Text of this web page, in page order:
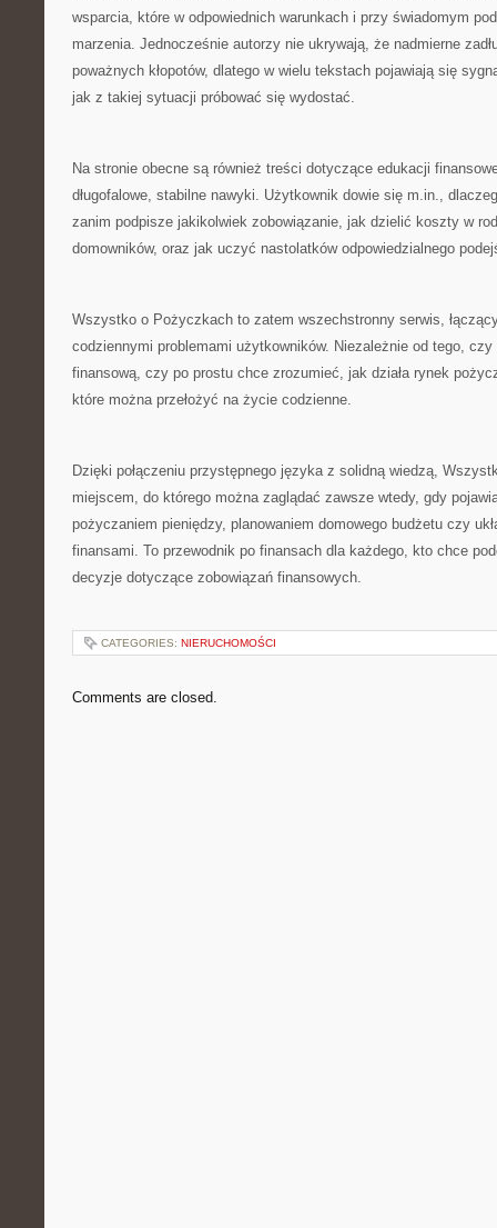
wsparcia, które w odpowiednich warunkach i przy świadomym
marzenia. Jednocześnie autorzy nie ukrywają, że nadmierne
poważnych kłopotów, dlatego w wielu tekstach pojawiają się
jak z takiej sytuacji próbować się wydostać.
Na stronie obecne są również treści dotyczące edukacji
długofalowe, stabilne nawyki. Użytkownik dowie się m.in.,
zanim podpisze jakikolwiek zobowiązanie, jak dzielić koszty w
domowników, oraz jak uczyć nastolatków odpowiedzialnego
Wszystko o Pożyczkach to zatem wszechstronny serwis,
codziennymi problemami użytkowników. Niezależnie od tego,
finansową, czy po prostu chce zrozumieć, jak działa rynek
które można przełożyć na życie codzienne.
Dzięki połączeniu przystępnego języka z solidną wiedzą,
miejscem, do którego można zaglądać zawsze wtedy, gdy
pożyczaniem pieniędzy, planowaniem domowego budżetu czy
finansami. To przewodnik po finansach dla każdego, kto chce
decyzje dotyczące zobowiązań finansowych.
CATEGORIES: NIERUCHOMOŚCI
Comments are closed.